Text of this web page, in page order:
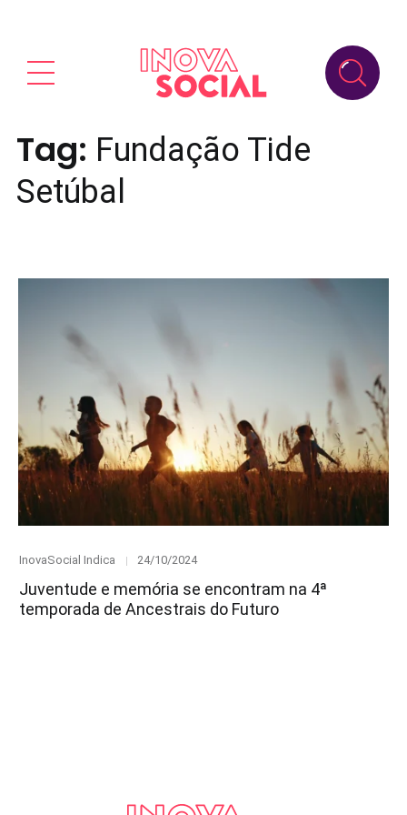
Tag: Fundação Tide
Setúbal
Category
InovaSocial Indica
Posted
24/10/2024
Juventude e memória se encontram na 4ª
temporada de Ancestrais do Futuro